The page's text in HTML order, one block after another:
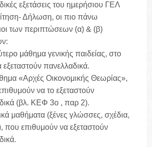
εξετάσεις του ημερήσιου ΓΕΛ
Δήλωση, οι πιο πάνω
των περιπτώσεων (α) & (β)
μάθημα γενικής παιδείας, στο
εξεταστούν πανελλαδικά.
«Αρχές Οικονομικής Θεωρίας»,
να το εξεταστούν
(βλ. ΚΕΦ 3ο , παρ 2).
μαθήματα (ξένες γλώσσες, σχέδια,
που επιθυμούν να εξεταστούν